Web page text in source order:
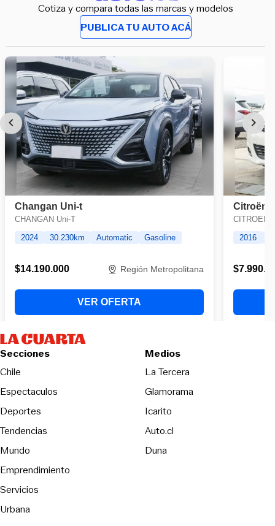
Cotiza y compara todas las marcas y modelos
PUBLICA TU AUTO ACÁ
Secciones
Chile
Espectaculos
Deportes
Tendencias
Mundo
Emprendimiento
Servicios
Urbana
Medios
La TerceraOpens in new
Glamorama
Icarito
Auto.cl
DunaOpens in new window